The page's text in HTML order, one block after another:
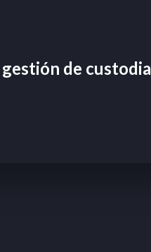
de custodia